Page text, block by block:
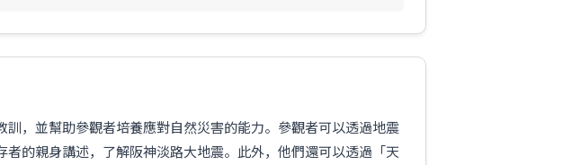
，並幫助參觀者培養應對自然災害的能力。參觀者可以透過地震
的親身講述，了解阪神淡路大地震。此外，他們還可以透過「天